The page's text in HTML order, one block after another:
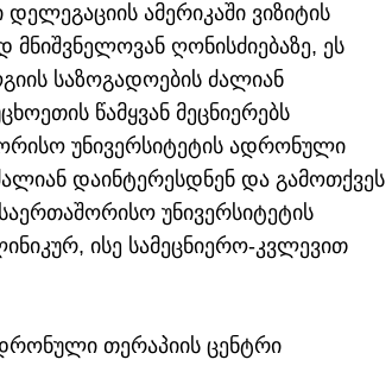
ამერიკაში ვიზიტის
მნიშვნელოვან ღონისძიებაზე, ეს
საზოგადოების ძალიან
წამყვან მეცნიერებს
უნივერსიტეტის ადრონული
დაინტერესდნენ და გამოთქვეს
უნივერსიტეტის
ისე სამეცნიერო-კვლევით
თერაპიის ცენტრი